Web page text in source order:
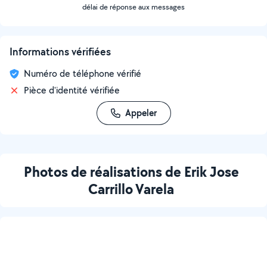
délai de réponse aux messages
Informations vérifiées
Numéro de téléphone vérifié
Pièce d'identité vérifiée
Appeler
Photos de réalisations de Erik Jose
Carrillo Varela